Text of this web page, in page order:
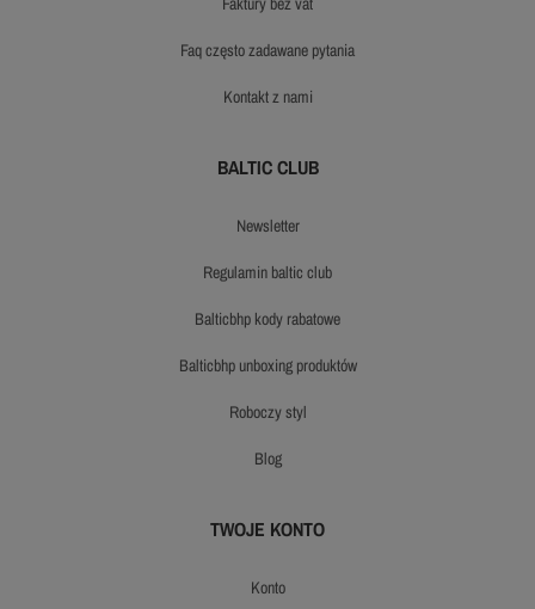
faq często zadawane pytania
kontakt z nami
BALTIC CLUB
newsletter
regulamin baltic club
balticbhp kody rabatowe
balticbhp unboxing produktów
roboczy styl
blog
TWOJE KONTO
konto